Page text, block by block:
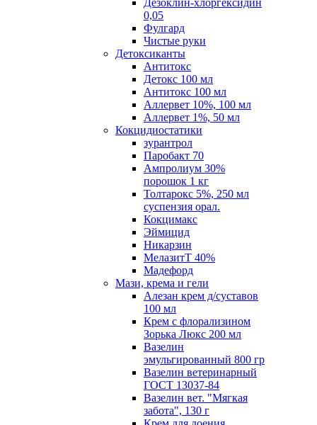
Дезоклин-хлоргексидин
0,05
Фулгард
Чистые руки
Детоксиканты
Антитокс
Детокс 100 мл
Антитокс 100 мл
Аллервет 10%, 100 мл
Аллервет 1%, 50 мл
Кокцидиостатики
зурантрол
Паробакт 70
Ампролиум 30%
порошок 1 кг
Толтарокс 5%, 250 мл
суспензия орал.
Кокцимакс
Эймицид
Никарзин
МелазитТ 40%
Мадефорд
Мази, крема и гели
Алезан крем д/суставов
100 мл
Крем с флорализином
Зорька Люкс 200 мл
Вазелин
эмульгированный 800 гр
Вазелин ветеринарный
ГОСТ 13037-84
Вазелин вет. "Мягкая
забота", 130 г